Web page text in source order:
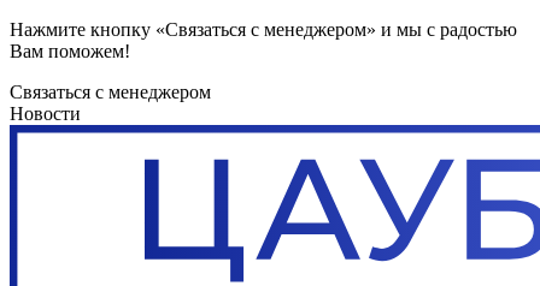
Нажмите кнопку «Связаться с менеджером» и мы с радостью
Вам поможем!
Связаться с менеджером
Новости